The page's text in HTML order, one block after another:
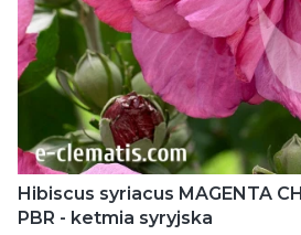
Hibiscus syriacus MAGENTA
PBR - ketmia syryjska